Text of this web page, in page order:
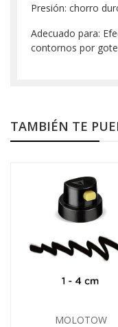
Presión: chorro
Adecuado para:
contornos por
TAMBIÉN TE
MOLOTOW